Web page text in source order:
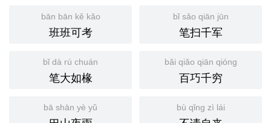
bān bān kě kǎo
班班可考
bǐ sǎo qiān jūn
笔扫千军
bǐ dà rú chuán
笔大如椽
bǎi qiǎo qiān qióng
百巧千穷
bā shān yè yǔ bù qǐng zì lái